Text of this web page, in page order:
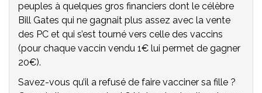
peuples à quelques gros financiers dont le célèbre
Bill Gates qui ne gagnait plus assez avec la vente
des PC et qui s’est tourné vers celle des vaccins
(pour chaque vaccin vendu 1€ lui permet de gagner
20€).
Savez-vous qu’il a refusé de faire vacciner sa fille ?